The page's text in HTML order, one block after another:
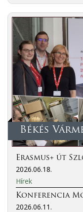
Békés
Erasmus+ út
2026.06.18.
Hírek
Konferencia
2026.06.11.